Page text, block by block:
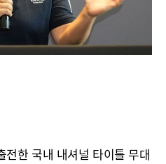
전한 국내 내셔널 타이틀 무대